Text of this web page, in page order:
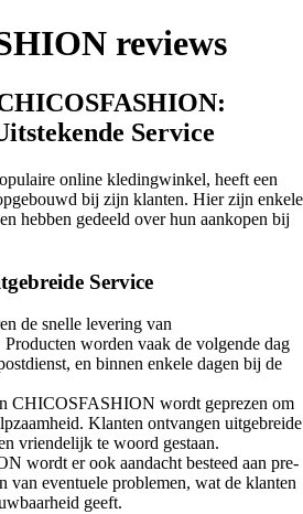
reviews
Service
online kledingwinkel, heeft een
bij zijn klanten. Hier zijn enkele
hebben gedeeld over hun aankopen bij
Service
de snelle levering van
worden vaak de volgende dag
en binnen enkele dagen bij de
CHICOSFASHION wordt geprezen om
Klanten ontvangen uitgebreide
vriendelijk te woord gestaan.
wordt er ook aandacht besteed aan pre-
van eventuele problemen, wat de klanten
geeft.